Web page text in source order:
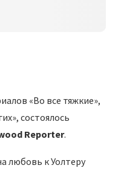
«Во все тяжкие»,
состоялось
Reporter.
любовь к Уолтеру